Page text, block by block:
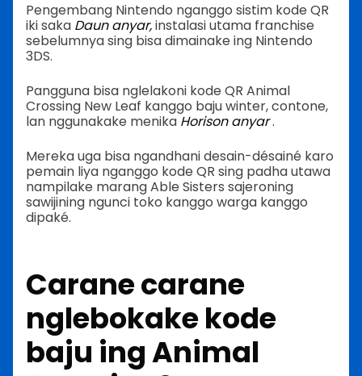
Pengembang Nintendo nganggo sistim kode QR
iki saka Daun anyar,instalasi utama franchise
sebelumnya sing bisa dimainake ing Nintendo
3DS.
Pangguna bisa nglelakoni kode QR Animal
Crossing New Leaf kanggo baju winter, contone,
lan nggunakake menika Horison anyar.
Mereka uga bisa ngandhani desain-désainé karo
pemain liya nganggo kode QR sing padha utawa
nampilake marang Able Sisters sajeroning
sawijining ngunci toko kanggo warga kanggo
dipaké.
Carane carane
nglebokake kode
baju ing Animal